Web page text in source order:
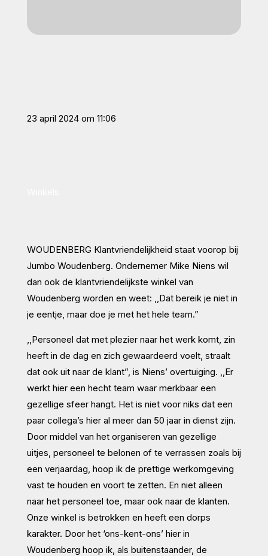
23 april 2024 om 11:06
WOUDENBERG Klantvriendelijkheid staat voorop bij
Jumbo Woudenberg. Ondernemer Mike Niens wil
dan ook de klantvriendelijkste winkel van
Woudenberg worden en weet: ,,Dat bereik je niet in
je eentje, maar doe je met het hele team.”
,,Personeel dat met plezier naar het werk komt, zin
heeft in de dag en zich gewaardeerd voelt, straalt
dat ook uit naar de klant”, is Niens’ overtuiging. ,,Er
werkt hier een hecht team waar merkbaar een
gezellige sfeer hangt. Het is niet voor niks dat een
paar collega’s hier al meer dan 50 jaar in dienst zijn.
Door middel van het organiseren van gezellige
uitjes, personeel te belonen of te verrassen zoals bij
een verjaardag, hoop ik de prettige werkomgeving
vast te houden en voort te zetten. En niet alleen
naar het personeel toe, maar ook naar de klanten.
Onze winkel is betrokken en heeft een dorps
karakter. Door het ‘ons-kent-ons’ hier in
Woudenberg hoop ik, als buitenstaander, de